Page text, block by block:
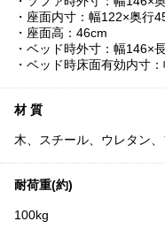
・座面内寸：幅122×奥行
・座面高：46cm
・ベッド時外寸：幅146×
・ベッド時床面有効内寸
材 質
木、スチール、ウレタン
耐荷重(約)
100kg